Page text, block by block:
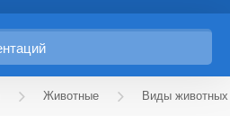
Животные Виды животных